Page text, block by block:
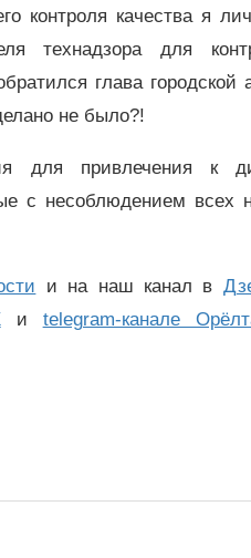
контроля качества я
технадзора для
глава городской
не было?!
для привлечения к
с несоблюдением всех
и на наш канал в
и telegram-канале